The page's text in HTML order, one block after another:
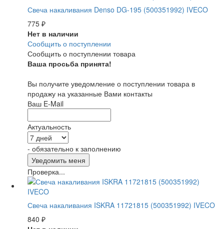
Свеча накаливания Denso DG-195 (500351992) IVECO
775 ₽
Нет в наличии
Сообщить о поступлении
Сообщить о поступлении товара
Ваша просьба принята!
Вы получите уведомление о поступлении товара в
продажу на указанные Вами контакты
Ваш E-Mail
Актуальность
- обязательно к заполнению
Проверка...
Свеча накаливания ISKRA 11721815 (500351992) IVECO
840 ₽